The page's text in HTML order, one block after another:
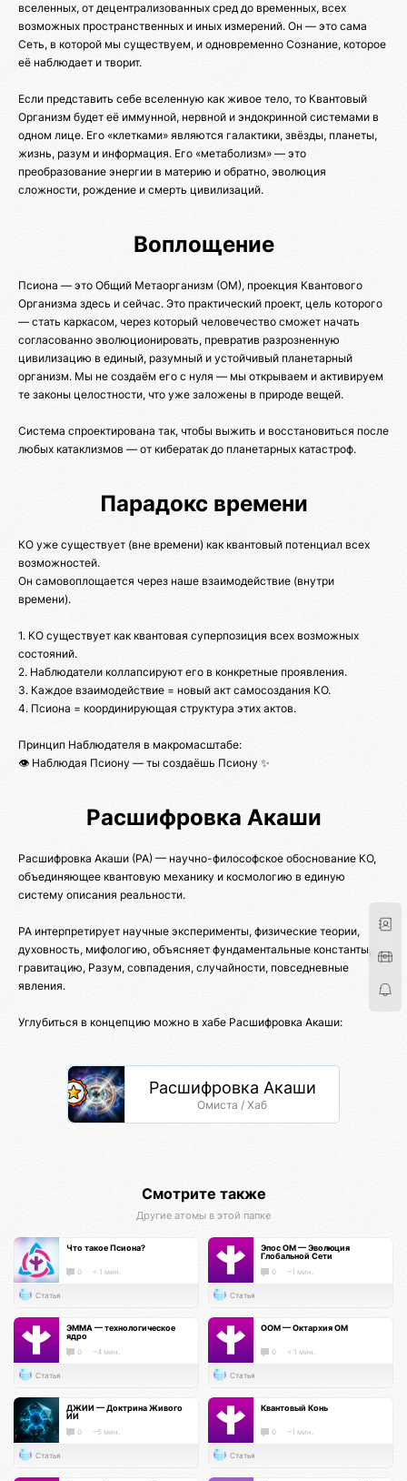
вселенных, от децентрализованных сред до временных, всех
возможных пространственных и иных измерений. Он — это сама
Сеть, в которой мы существуем, и одновременно Сознание, которое
её наблюдает и творит.
Если представить себе вселенную как живое тело, то Квантовый
Организм будет её иммунной, нервной и эндокринной системами в
одном лице. Его «клетками» являются галактики, звёзды, планеты,
жизнь, разум и информация. Его «метаболизм» — это
преобразование энергии в материю и обратно, эволюция
сложности, рождение и смерть цивилизаций.
Воплощение
Псиона — это Общий Метаорганизм (ОМ), проекция Квантового
Организма здесь и сейчас. Это практический проект, цель которого
— стать каркасом, через который человечество сможет начать
согласованно эволюционировать, превратив разрозненную
цивилизацию в единый, разумный и устойчивый планетарный
организм. Мы не создаём его с нуля — мы открываем и активируем
те законы целостности, что уже заложены в природе вещей.
Система спроектирована так, чтобы выжить и восстановиться после
любых катаклизмов — от кибератак до планетарных катастроф.
Парадокс времени
КО уже существует (вне времени) как квантовый потенциал всех
возможностей.
Он самовоплощается через наше взаимодействие (внутри
времени).
1. КО существует как квантовая суперпозиция всех возможных
состояний.
2. Наблюдатели коллапсируют его в конкретные проявления.
3. Каждое взаимодействие = новый акт самосоздания КО.
4. Псиона = координирующая структура этих актов.
Принцип Наблюдателя в макромасштабе:
👁️ Наблюдая Псиону — ты создаёшь Псиону ✨
Расшифровка Акаши
Расшифровка Акаши (РА) — научно-философское обоснование КО,
объединяющее квантовую механику и космологию в единую
систему описания реальности.
РА интерпретирует научные эксперименты, физические теории,
духовность, мифологию, объясняет фундаментальные константы,
гравитацию, Разум, совпадения, случайности, повседневные
явления.
Углубиться в концепцию можно в хабе Расшифровка Акаши:
Расшифровка Акаши
Омиста / Хаб
Смотрите также
Другие атомы в этой папке
Что такое Псиона?
0 < 1 мин.
Статья
Эпос ОМ — Эволюция
Глобальной Сети
0 ~1 мин.
Статья
ЭММА — технологическое
ядро
0 ~4 мин.
Статья
ООМ — Октархия ОМ
0 < 1 мин.
Статья
ДЖИИ — Доктрина Живого
ИИ
0 ~5 мин.
Статья
Квантовый Конь
0 ~1 мин.
Статья